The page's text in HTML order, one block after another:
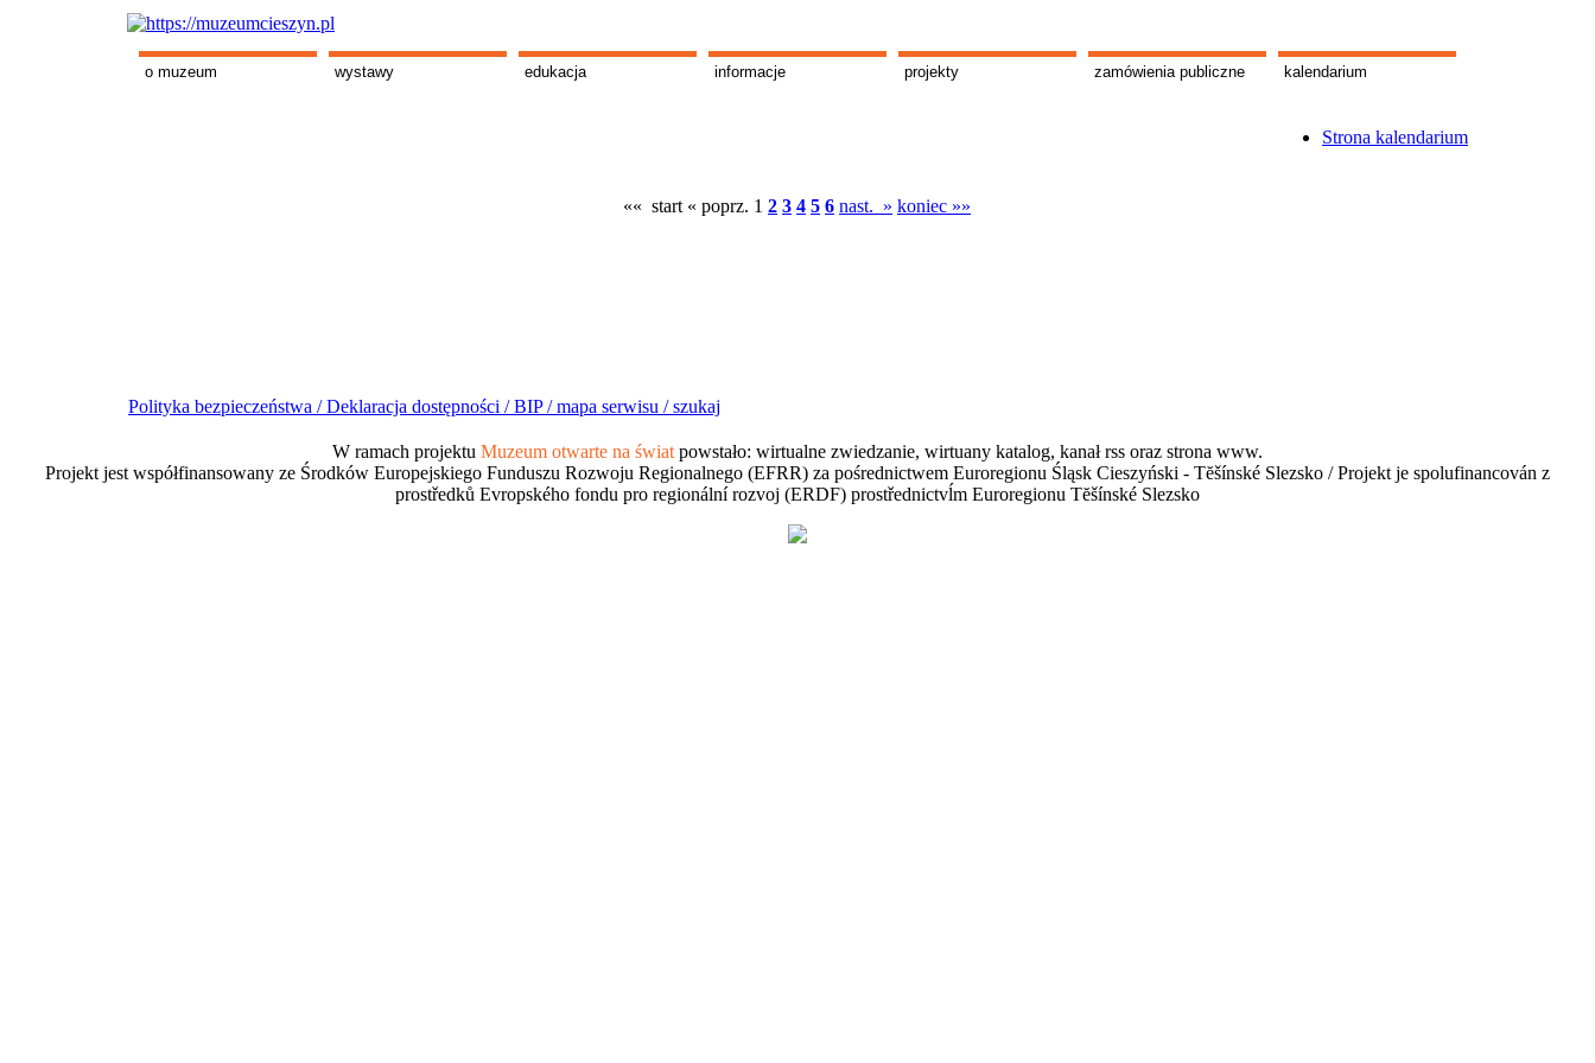
o muzeum wystawy edukacja informacje projekty zamówienia publiczne kalendarium
Strona kalendarium
«« start « poprz. 1 2 3 4 5 6 nast. » koniec »»
Polityka bezpieczeństwa /Deklaracja dostępności /BIP /mapa serwisu /szukaj
W ramach projektu Muzeum otwarte na świat powstało: wirtualne zwiedzanie, wirtuany katalog, kanał rss oraz strona www.
Projekt jest współfinansowany ze Środków Europejskiego Funduszu Rozwoju Regionalnego (EFRR) za pośrednictwem Euroregionu Śląsk Cieszyński - Tĕšínské Slezsko / Projekt je spolufinancován z
prostředků Evropského fondu pro regionální rozvoj (ERDF) prostřednictvĺm Euroregionu Tĕšínské Slezsko